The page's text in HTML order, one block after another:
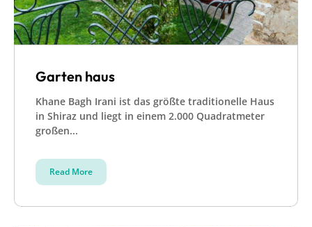
Garten haus
Khane Bagh Irani ist das größte traditionelle Haus
in Shiraz und liegt in einem 2.000 Quadratmeter
großen...
Read More